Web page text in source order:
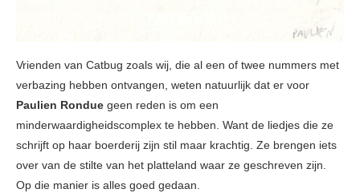
Vrienden van Catbug zoals wij, die al een of twee nummers met
verbazing hebben ontvangen, weten natuurlijk dat er voor
Paulien Rondue geen reden is om een
minderwaardigheidscomplex te hebben. Want de liedjes die ze
schrijft op haar boerderij zijn stil maar krachtig. Ze brengen iets
over van de stilte van het platteland waar ze geschreven zijn.
Op die manier is alles goed gedaan.